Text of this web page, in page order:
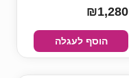
₪1,280
הוסף לעגלה